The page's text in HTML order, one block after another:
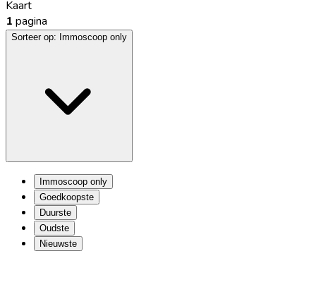
Kaart
1 pagina
Sorteer op: Immoscoop only
Immoscoop only
Goedkoopste
Duurste
Oudste
Nieuwste